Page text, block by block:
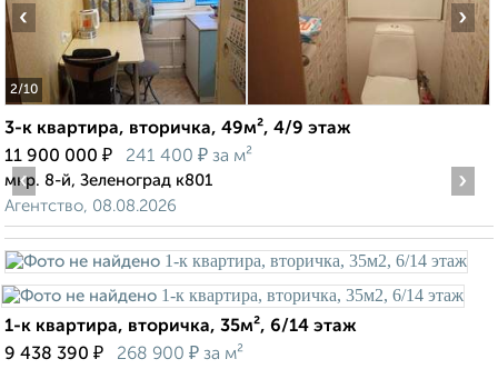
2/10
‹ ›
3-к квартира, вторичка, 49м², 4/9 этаж
11 900 000 ₽ 241 400 ₽ за м²
мкр. 8-й, Зеленоград к801
Агентство, 08.08.2026
‹ ›
1-к квартира, вторичка, 35м², 6/14 этаж
9 438 390 ₽ 268 900 ₽ за м²